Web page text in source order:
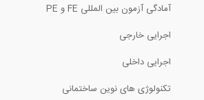
تاثیر انفجار سطحی بر خاک باآمادگی آزمون بین المللی FE و PE
اجرایی خارجی
اجرایی داخلی
تکنولوژی های نوین ساختمانی